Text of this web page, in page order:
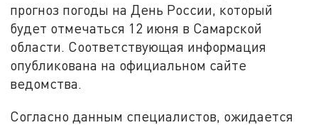
прогноз погоды на День России, который
будет отмечаться 12 июня в Самарской
области. Соответствующая информация
опубликована на официальном сайте
ведомства.
Согласно данным специалистов, ожидается